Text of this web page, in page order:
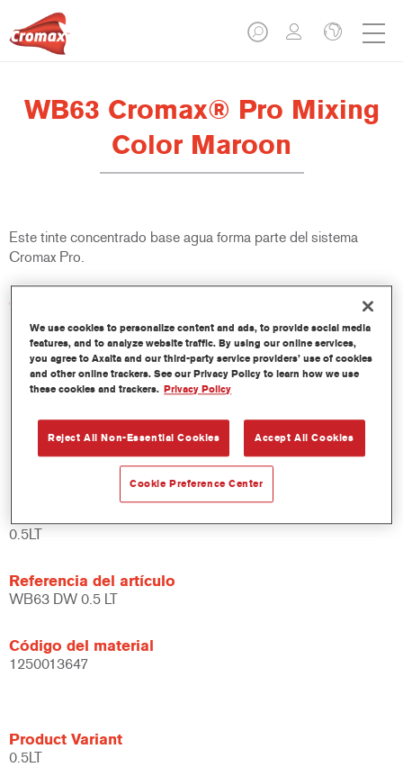
WB63 Cromax® Pro Mixing
Color Maroon
Este tinte concentrado base agua forma parte del sistema
Cromax Pro.
Características del producto
Excelente cubrición con una excepcional igualación del color.
Aplicación rápida y rentable - mayor rendimiento y
productividad.
Forma parte de un completo sistema especializado de tintes
Amplias posibilidades de aplicación.
Versátil - se puede usar en diferentes condiciones climáticas
y utilizando distintas técnicas de aplicación.
0.5LT
Referencia del artículo
WB63 DW 0.5 LT
Código del material
1250013647
Product Variant
0.5LT
We use cookies to personalize content and ads, to provide social media
features, and to analyze website traffic. By using our online services,
you agree to Axalta and our third-party service providers’ use of cookies
and other online trackers. See our Privacy Policy to learn how we use
these cookies and trackers. Privacy Policy
Reject All Non-Essential Cookies Accept All Cookies
Cookie Preference Center